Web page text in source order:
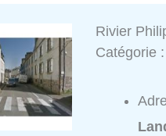
Rivier
Catégorie